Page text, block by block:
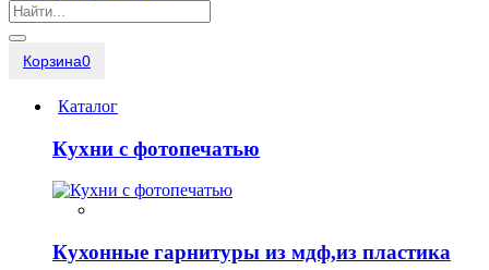
Корзина0
Каталог
Кухни с фотопечатью
Кухонные гарнитуры из мдф,из пластика